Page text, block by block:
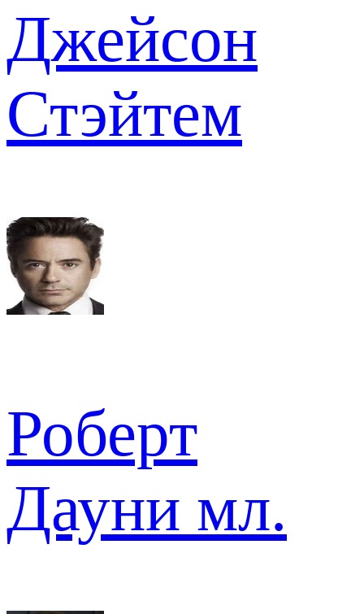
Джейсон
Стэйтем
Роберт
Дауни мл.